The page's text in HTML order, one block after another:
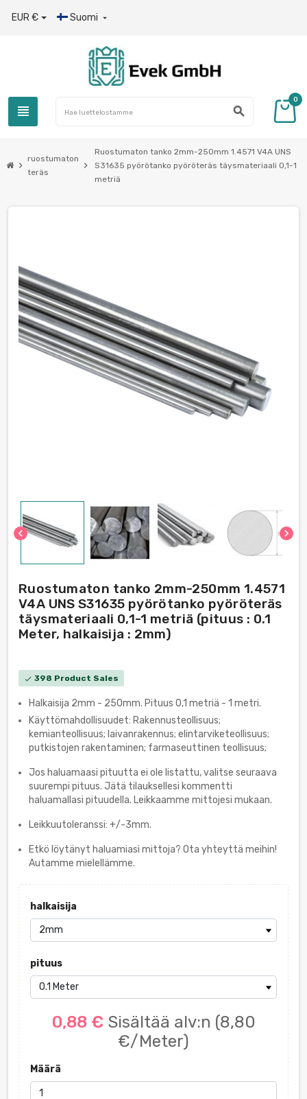
EUR € Suomi 
view_headline search
0
chevron_right
ruostumaton
teräs
chevron_right
Ruostumaton tanko 2mm-250mm 1.4571 V4A UNS
S31635 pyörötanko pyöröteräs täysmateriaali 0,1-1
metriä
chevron_left chevron_right
Ruostumaton tanko 2mm-250mm 1.4571
V4A UNS S31635 pyörötanko pyöröteräs
täysmateriaali 0,1-1 metriä (pituus : 0.1
Meter, halkaisija : 2mm)
check 398 Product Sales
Halkaisija 2mm - 250mm. Pituus 0,1 metriä - 1 metri.
Käyttömahdollisuudet: Rakennusteollisuus;
kemianteollisuus; laivanrakennus; elintarviketeollisuus;
putkistojen rakentaminen; farmaseuttinen teollisuus;
Jos haluamaasi pituutta ei ole listattu, valitse seuraava
suurempi pituus. Jätä tilauksellesi kommentti
haluamallasi pituudella. Leikkaamme mittojesi mukaan.
Leikkuutoleranssi: +/-3mm.
Etkö löytänyt haluamiasi mittoja? Ota yhteyttä meihin!
Autamme mielellämme.
halkaisija
pituus
0,88 € Sisältää alv:n (8,80
€/Meter)
Määrä